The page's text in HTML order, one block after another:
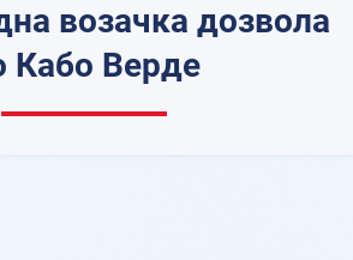
возачка дозвола
Кабо Верде